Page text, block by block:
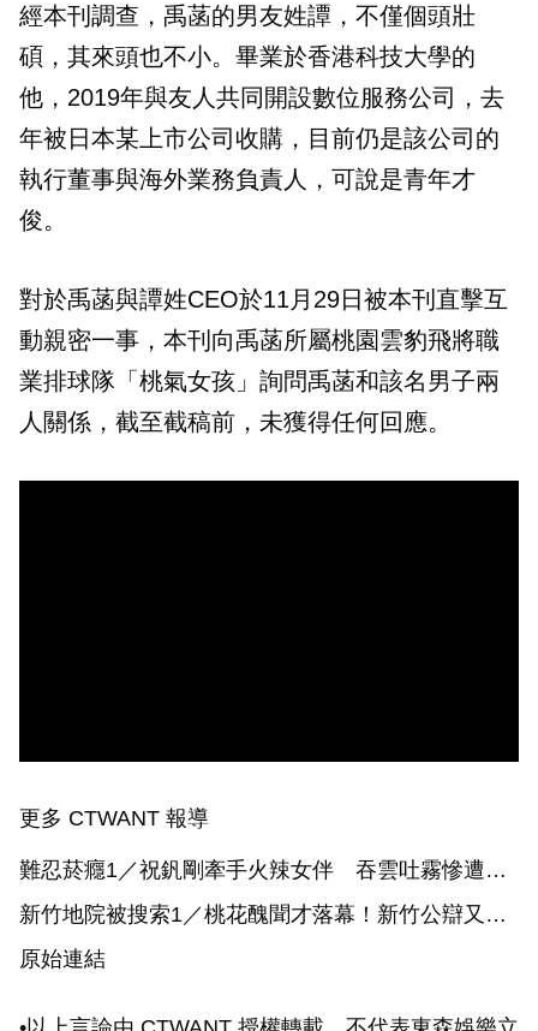
經本刊調查，禹菡的男友姓譚，不僅個頭壯
碩，其來頭也不小。畢業於香港科技大學的
他，2019年與友人共同開設數位服務公司，去
年被日本某上市公司收購，目前仍是該公司的
執行董事與海外業務負責人，可說是青年才
俊。
對於禹菡與譚姓CEO於11月29日被本刊直擊互
動親密一事，本刊向禹菡所屬桃園雲豹飛將職
業排球隊「桃氣女孩」詢問禹菡和該名男子兩
人關係，截至截稿前，未獲得任何回應。
更多 CTWANT 報導
難忍菸癮1／祝釩剛牽手火辣女伴 吞雲吐霧慘遭嫌
棄
新竹地院被搜索1／桃花醜聞才落幕！新竹公辯又鬧
侵占 正義象徵淪笑柄
原始連結